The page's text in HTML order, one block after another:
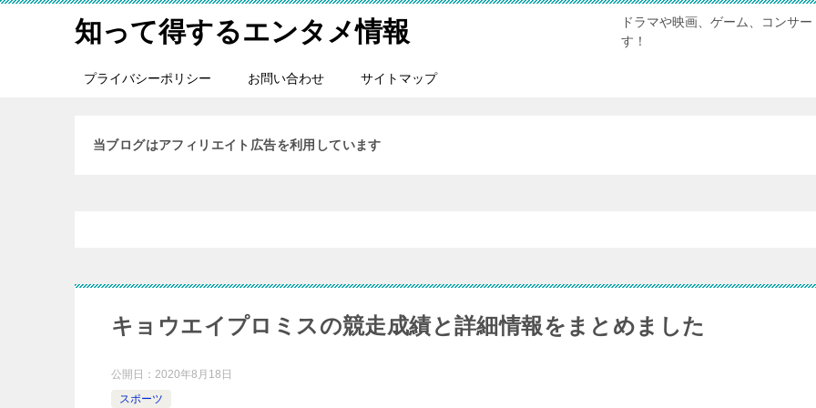
知って得するエンタメ情報
ドラマや映画、ゲーム、コンサ
す！
プライバシーポリシー お問い合わせ サイトマップ
当ブログはアフィリエイト広告を利用しています
キョウエイプロミスの競走成績と詳細情報をまとめました
公開日： 2020年8月18日
スポーツ